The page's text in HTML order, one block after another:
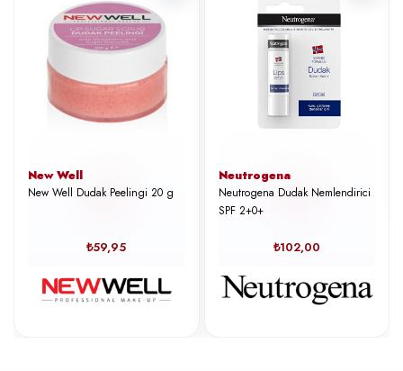
New Well
New Well Dudak Peelingi 20 g
₺59,95
Neutrogena
Neutrogena Dudak Nemlendirici
SPF 2+0+
₺102,00